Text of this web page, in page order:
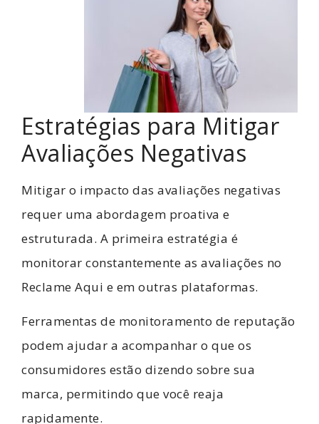
Estratégias para Mitigar
Avaliações Negativas
Mitigar o impacto das avaliações negativas
requer uma abordagem proativa e
estruturada. A primeira estratégia é
monitorar constantemente as avaliações no
Reclame Aqui e em outras plataformas.
Ferramentas de monitoramento de reputação
podem ajudar a acompanhar o que os
consumidores estão dizendo sobre sua
marca, permitindo que você reaja
rapidamente.